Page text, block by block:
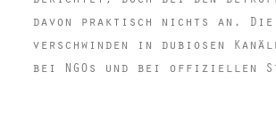
davon praktisch nichts an.
verschwinden in dubiosen
bei NGOs und bei offiziellen